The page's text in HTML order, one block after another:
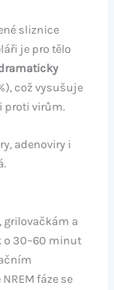
sliznice
je pro tělo
což vysušuje
proti virům.
adenoviry i
grilovačkám a
o 30–60 minut
fáze se